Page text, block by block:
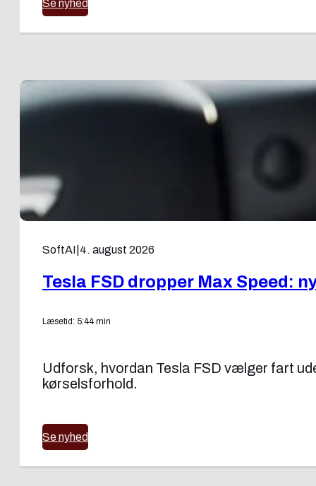
Se nyhed
SoftAI 4. august 2026
Tesla FSD dropper Max Speed:
Læsetid: 5:44 min
Udforsk, hvordan Tesla FSD vælger fart
kørselsforhold.
Se nyhed